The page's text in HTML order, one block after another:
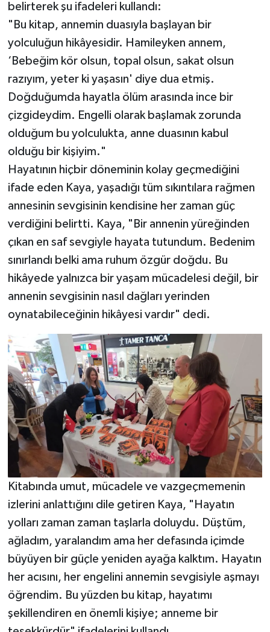
belirterek şu ifadeleri kullandı:
"Bu kitap, annemin duasıyla başlayan bir
yolculuğun hikâyesidir. Hamileyken annem,
‘Bebeğim kör olsun, topal olsun, sakat olsun
razıyım, yeter ki yaşasın' diye dua etmiş.
Doğduğumda hayatla ölüm arasında ince bir
çizgideydim. Engelli olarak başlamak zorunda
olduğum bu yolculukta, anne duasının kabul
olduğu bir kişiyim."
Hayatının hiçbir döneminin kolay geçmediğini
ifade eden Kaya, yaşadığı tüm sıkıntılara rağmen
annesinin sevgisinin kendisine her zaman güç
verdiğini belirtti. Kaya, "Bir annenin yüreğinden
çıkan en saf sevgiyle hayata tutundum. Bedenim
sınırlandı belki ama ruhum özgür doğdu. Bu
hikâyede yalnızca bir yaşam mücadelesi değil, bir
annenin sevgisinin nasıl dağları yerinden
oynatabileceğinin hikâyesi vardır" dedi.
Kitabında umut, mücadele ve vazgeçmemenin
izlerini anlattığını dile getiren Kaya, "Hayatın
yolları zaman zaman taşlarla doluydu. Düştüm,
ağladım, yaralandım ama her defasında içimde
büyüyen bir güçle yeniden ayağa kalktım. Hayatın
her acısını, her engelini annemin sevgisiyle aşmayı
öğrendim. Bu yüzden bu kitap, hayatımı
şekillendiren en önemli kişiye; anneme bir